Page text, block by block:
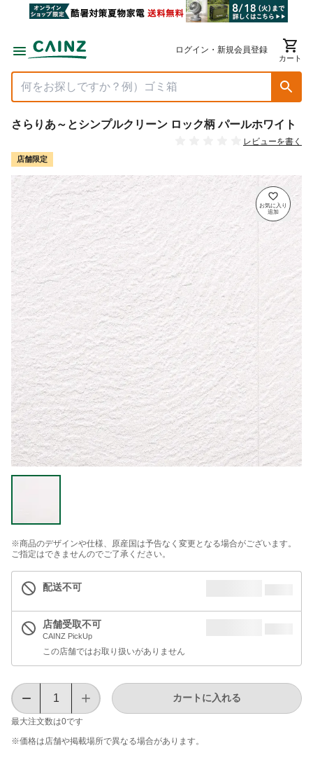
ログイン・新規会員登録
カート
さらりあ～とシンプルクリーン ロック柄 パールホワイト
レビューを書く
店舗限定
※商品のデザインや仕様、原産国は予告なく変更となる場合がございます。
ご指定はできませんのでご了承ください。
配送不可
店舗受取不可
CAINZ PickUp
この店舗ではお取り扱いがありません
最大注文数は0です
カートに入れる
※価格は​店舗や​掲載場所で​異なる​場合が​あります。